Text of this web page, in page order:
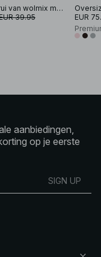
Gebreide trui van wolmix met V-hals
39.95
EUR
aanbiedingen,
op je eerste
SIGN UP